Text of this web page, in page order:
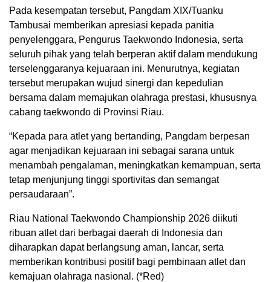
Pada kesempatan tersebut, Pangdam XIX/Tuanku
Tambusai memberikan apresiasi kepada panitia
penyelenggara, Pengurus Taekwondo Indonesia, serta
seluruh pihak yang telah berperan aktif dalam mendukung
terselenggaranya kejuaraan ini. Menurutnya, kegiatan
tersebut merupakan wujud sinergi dan kepedulian
bersama dalam memajukan olahraga prestasi, khususnya
cabang taekwondo di Provinsi Riau.
“Kepada para atlet yang bertanding, Pangdam berpesan
agar menjadikan kejuaraan ini sebagai sarana untuk
menambah pengalaman, meningkatkan kemampuan, serta
tetap menjunjung tinggi sportivitas dan semangat
persaudaraan”.
Riau National Taekwondo Championship 2026 diikuti
ribuan atlet dari berbagai daerah di Indonesia dan
diharapkan dapat berlangsung aman, lancar, serta
memberikan kontribusi positif bagi pembinaan atlet dan
kemajuan olahraga nasional. (*Red)